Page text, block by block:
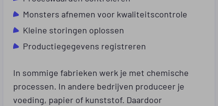
Monsters afnemen voor kwaliteitscontrole
Kleine storingen oplossen
Productiegegevens registreren
In sommige fabrieken werk je met chemische
processen. In andere bedrijven produceer je
voeding, papier of kunststof. Daardoor